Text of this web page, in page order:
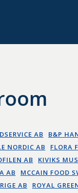
AB
B&P
NORDIC AB FLORA
AB KIVIKS
AB
MCCAIN FOOD
AB
ROYAL